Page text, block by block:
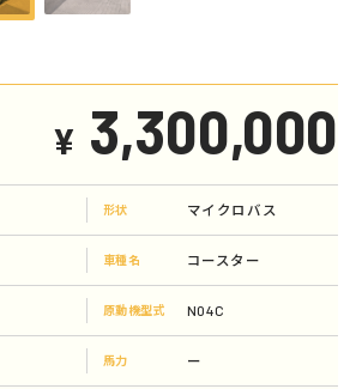
¥ 3,300,000
形状 マイクロバス
車種名 コースター
原動機型式 N04C
馬力 ー